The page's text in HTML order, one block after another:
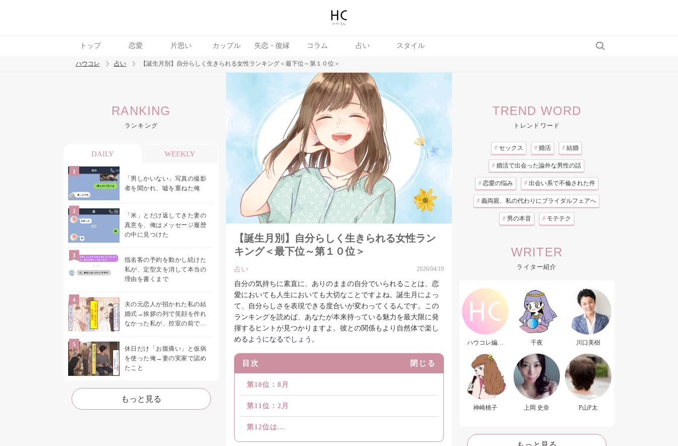
トップ 恋愛 片思い カップル 失恋・復縁 コラム 占い スタイル
トレンド ワード
ハウコレ 占い 【誕生月別】自分らしく生きられる女性ランキング＜最下位～第１０位＞
RANKING
ランキング
DAILY WEEKLY
「男しかいない」写真の撮影
者を聞かれ、嘘を重ねた俺
「米」とだけ返してきた妻の
真意を、俺はメッセージ履歴
の中に見つけた
指名客の予約を動かし続けた
私が、定型文を消して本当の
理由を書くまで
夫の元恋人が招かれた私の結
婚式→挨拶の列で笑顔を作れ
なかった私が、控室の前で彼
休日だけ「お腹痛い」と仮病
を使った俺→妻の実家で認め
たこと
もっと見る
【誕生月別】自分らしく生きられる女性ラン
キング＜最下位～第１０位＞
占い 2026/04/19
自分の気持ちに素直に、ありのままの自分でいられることは、恋
愛においても人生においても大切なことですよね。誕生月によっ
て、自分らしさを表現できる度合いが変わってくるんです。この
ランキングを読めば、あなたが本来持っている魅力を最大限に発
揮するヒントが見つかりますよ。彼との関係もより自然体で楽し
めるようになるでしょう。
目次 閉じる
第10位：8月
第11位：2月
第12位は…
TREND WORD
トレンドワード
# セックス # 婚活 # 結婚
# 婚活で出会った論外な男性の話
# 恋愛の悩み # 出会い系で不倫された件
# 義両親、私の代わりにブライダルフェアへ
# 男の本音 # モテテク
WRITER
ライター紹介
ハウコレ編集
千夜 川口美樹
神崎桃子 上岡 史奈 P山P太